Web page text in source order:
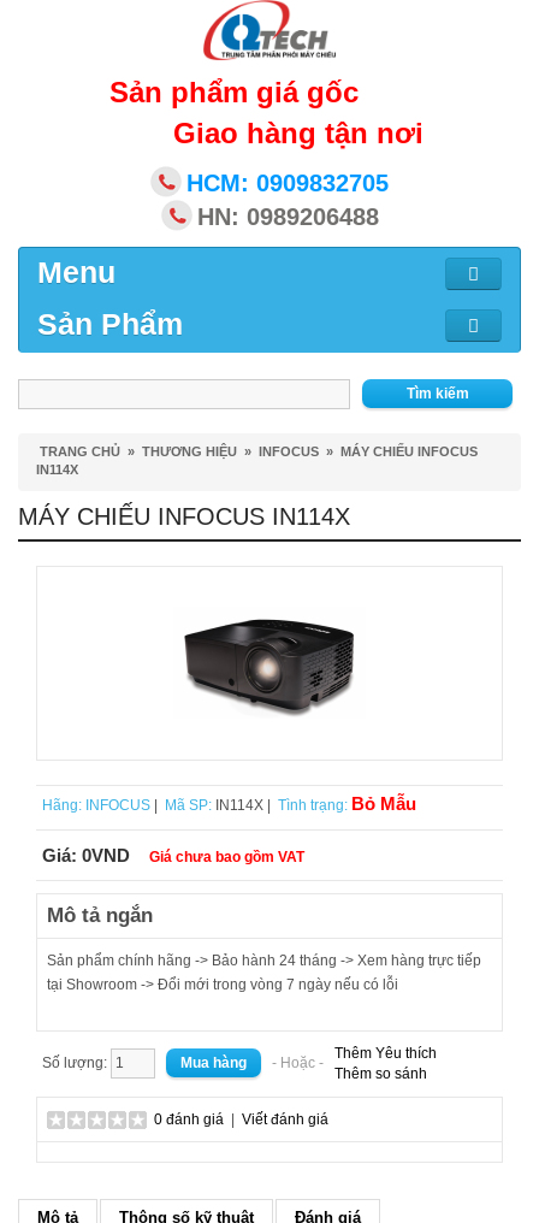
Sản phẩm giá gốc
Giao hàng tận nơi
HCM: 0909832705
HN: 0989206488
Menu
Sản Phẩm
Tìm kiếm
TRANG CHỦ » THƯƠNG HIỆU » INFOCUS » MÁY CHIẾU INFOCUS
IN114X
MÁY CHIẾU INFOCUS IN114X
Hãng: INFOCUS Mã SP: IN114X | Tình trạng: Bỏ Mẫu
Giá: 0VND Giá chưa bao gồm VAT
Mô tả ngắn
Sản phẩm chính hãng -> Bảo hành 24 tháng -> Xem hàng trực tiếp
tại Showroom -> Đổi mới trong vòng 7 ngày nếu có lỗi
Số lượng: - Hoặc -
Thêm Yêu thích
Thêm so sánh
0 đánh giá Viết đánh giá
Mô tả Thông số kỹ thuật
Đánh giá